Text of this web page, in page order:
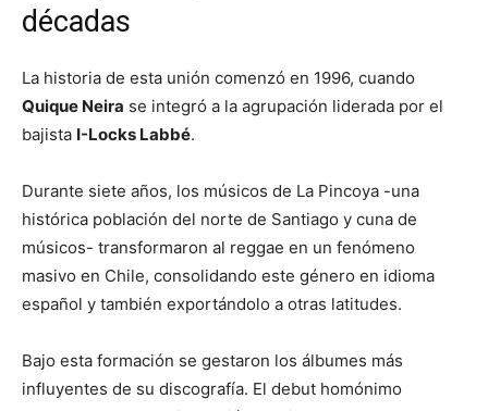
décadas
La historia de esta unión comenzó en 1996, cuando
Quique Neira se integró a la agrupación liderada por el
bajista I-Locks Labbé.
Durante siete años, los músicos de La Pincoya -una
histórica población del norte de Santiago y cuna de
músicos- transformaron al reggae en un fenómeno
masivo en Chile, consolidando este género en idioma
español y también exportándolo a otras latitudes.
Bajo esta formación se gestaron los álbumes más
influyentes de su discografía. El debut homónimo